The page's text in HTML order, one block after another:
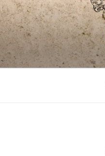
Zum
Inhalt
springen